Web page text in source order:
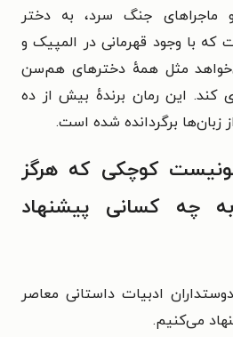
ماجراهای جنگ سرد، به دختر
که با وجود قهرمانی در المپیک و
مثل همهٔ دخترهای هم‌سن
این رمان برندهٔ بیش از ده
زبان‌ها برگردانده شده است.
کوچکی که هرگز
چه کسانی پیشنهاد
ادبیات داستانی معاصر
می‌کنیم.